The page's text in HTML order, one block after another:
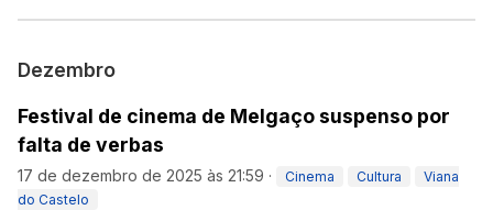
Dezembro
Festival de cinema de Melgaço suspenso por
falta de verbas
17 de dezembro de 2025 às 21:59 · Cinema Cultura
Viana
do Castelo